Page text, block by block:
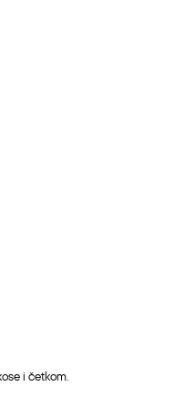
i četkom.